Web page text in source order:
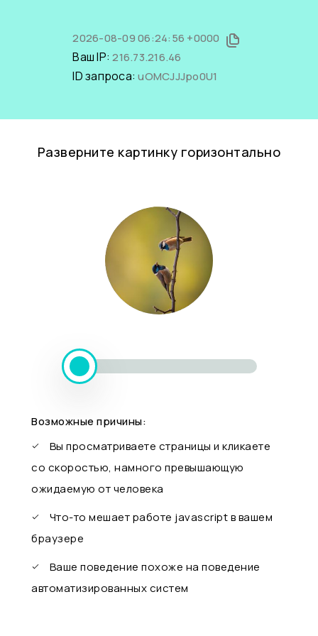
2026-08-09 06:24:56 +0000
Ваш IP:216.73.216.46
ID запроса:uOMCJJJpo0U1
Разверните картинку горизонтально
Возможные причины:
Вы просматриваете страницы и кликаете
со скоростью, намного превышающую
ожидаемую от человека
Что-то мешает работе javascript в вашем
браузере
Ваше поведение похоже на поведение
автоматизированных систем